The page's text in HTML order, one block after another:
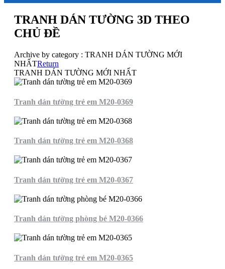
TRANH DÁN TƯỜNG 3D THEO
CHỦ ĐỀ
Archive by category : TRANH DÁN TƯỜNG MỚI
NHẤTReturn
TRANH DÁN TƯỜNG MỚI NHẤT
Tranh dán tường trẻ em M20-0369
Tranh dán tường trẻ em M20-0368
Tranh dán tường trẻ em M20-0367
Tranh dán tường phòng bé M20-0366
Tranh dán tường trẻ em M20-0365